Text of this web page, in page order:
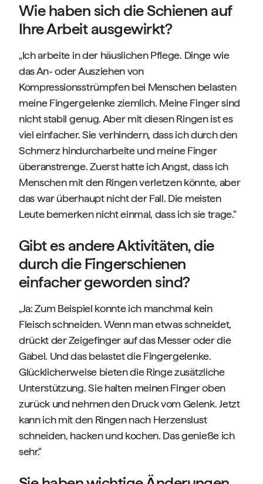
Wie haben sich die Schienen auf
Ihre Arbeit ausgewirkt?
„Ich arbeite in der häuslichen Pflege. Dinge wie
das An- oder Ausziehen von
Kompressionsstrümpfen bei Menschen belasten
meine Fingergelenke ziemlich. Meine Finger sind
nicht stabil genug. Aber mit diesen Ringen ist es
viel einfacher. Sie verhindern, dass ich durch den
Schmerz hindurcharbeite und meine Finger
überanstrenge. Zuerst hatte ich Angst, dass ich
Menschen mit den Ringen verletzen könnte, aber
das war überhaupt nicht der Fall. Die meisten
Leute bemerken nicht einmal, dass ich sie trage.“
Gibt es andere Aktivitäten, die
durch die Fingerschienen
einfacher geworden sind?
„Ja: Zum Beispiel konnte ich manchmal kein
Fleisch schneiden. Wenn man etwas schneidet,
drückt der Zeigefinger auf das Messer oder die
Gabel. Und das belastet die Fingergelenke.
Glücklicherweise bieten die Ringe zusätzliche
Unterstützung. Sie halten meinen Finger oben
zurück und nehmen den Druck vom Gelenk. Jetzt
kann ich mit den Ringen nach Herzenslust
schneiden, hacken und kochen. Das genieße ich
sehr.“